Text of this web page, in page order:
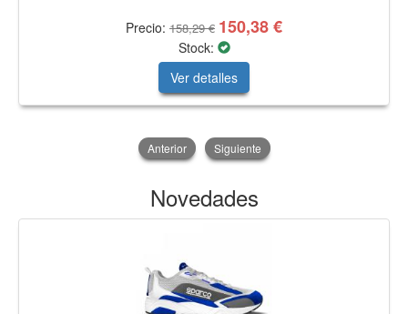
Precio: 158,29 € 150,38 €
Stock:
Ver detalles
Anterior Siguiente
Novedades